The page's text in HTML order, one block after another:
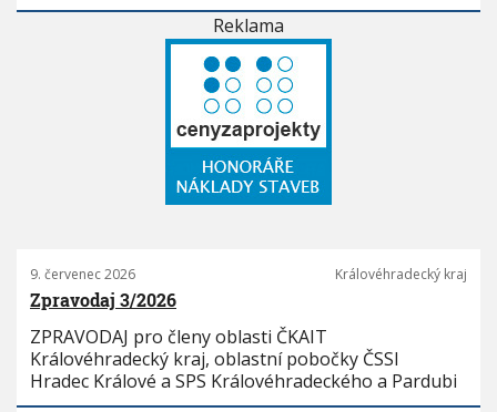
Reklama
9. červenec 2026 Královéhradecký kraj
Zpravodaj 3/2026
ZPRAVODAJ pro členy oblasti ČKAIT
Královéhradecký kraj, oblastní pobočky ČSSI
Hradec Králové a SPS Královéhradeckého a Pardubi